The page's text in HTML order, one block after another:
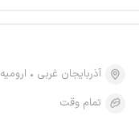
آذربایجان غربی
ارومیه
تمام وقت